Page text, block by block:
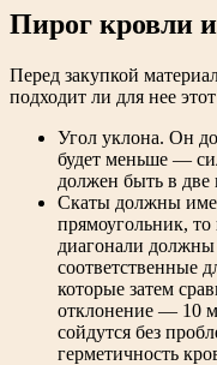
Пирог кровли
Перед закупкой
подходит ли для нее
Угол уклона. Он
будет меньше —
должен быть в две
Скаты должны
прямоугольник,
диагонали
соответственные
которые затем
отклонение — 10
сойдутся без
герметичность